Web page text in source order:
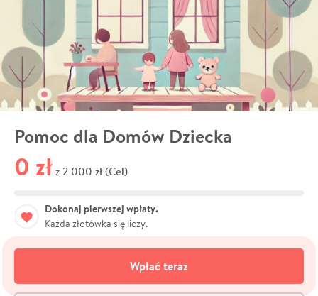
Pomoc dla Domów Dziecka
0 zł z 2 000 zł (Cel)
Dokonaj pierwszej wpłaty.
Każda złotówka się liczy.
Wpłać teraz